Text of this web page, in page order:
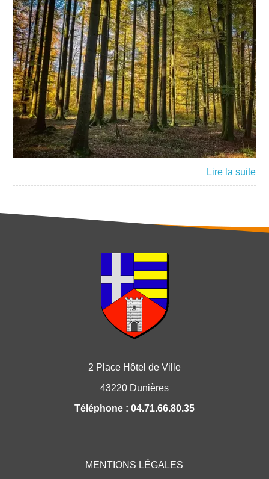
2 Place Hôtel de Ville
43220 Dunières
Téléphone : 04.71.66.80.35
MENTIONS LÉGALES